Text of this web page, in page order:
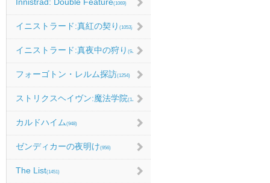
(1069)
イニストラード:真紅の契り (1053)
イニストラード:真夜中の狩り (986)
フォーゴトン・レルム探訪(1254)
ストリクスヘイヴン:魔法学院(1214)
カルドハイム (948)
ゼンディカーの夜明け(956)
The List(1451)